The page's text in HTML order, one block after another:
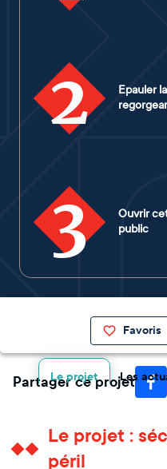
2
Epauler
3
Ouvrir
public
Favoris
Le projet Les
Partager ce projet
Le projet :
péril